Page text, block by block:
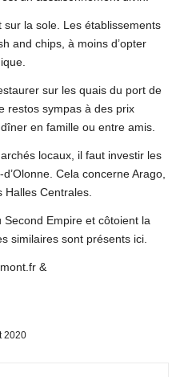
la sole. Les établissements
and chips, à moins d’opter
sur les quais du port de
restos sympas à des prix
en famille ou entre amis.
locaux, il faut investir les
Cela concerne Arago,
Halles Centrales.
Second Empire et côtoient la
similaires sont présents ici.
&
2020